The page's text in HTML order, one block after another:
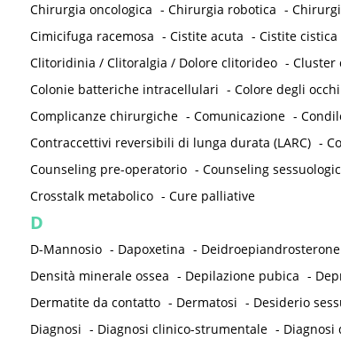
Chirurgia oncologica - Chirurgia robotica -
Cimicifuga racemosa - Cistite acuta - Cistite cistica
Clitoridinia / Clitoralgia / Dolore clitorideo - Cluster
Colonie batteriche intracellulari - Colore degli occhi
Complicanze chirurgiche - Comunicazione -
Contraccettivi reversibili di lunga durata (LARC) -
Counseling pre-operatorio - Counseling
Crosstalk metabolico - Cure palliative
D
D-Mannosio - Dapoxetina - Deidroepiandrosterone
Densità minerale ossea - Depilazione pubica -
Dermatite da contatto - Dermatosi - Desiderio
Diagnosi - Diagnosi clinico-strumentale - Diagnosi